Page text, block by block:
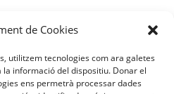
de Cookies
utilitzem tecnologies com ara galetes
informació del dispositiu. Donar el
ens permetrà processar dades
ext";}}